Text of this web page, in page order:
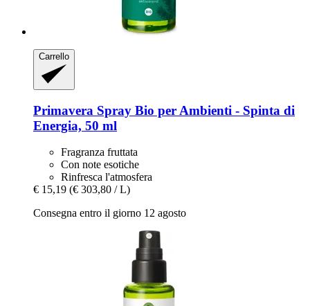
Carrello
Primavera Spray Bio per Ambienti -​ Spinta di
Energia, 50 ml
Fragranza fruttata
Con note esotiche
Rinfresca l'atmosfera
€ 15,19 (€ 303,80 / L)
Consegna entro il giorno 12 agosto